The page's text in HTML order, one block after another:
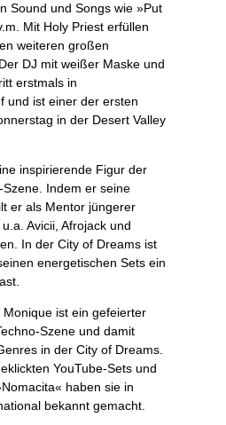
Sound und Songs wie »Put
Mit Holy Priest erfüllen
weiteren großen
DJ mit weißer Maske und
erstmals in
und ist einer der ersten
in der Desert Valley
inspirierende Figur der
Indem er seine
er als Mentor jüngerer
Avicii, Afrojack und
In der City of Dreams ist
energetischen Sets ein
ist ein gefeierter
Szene und damit
in der City of Dreams.
YouTube-Sets und
haben sie in
bekannt gemacht.